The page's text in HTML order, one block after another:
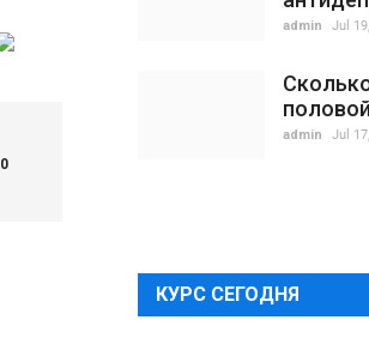
0
admin Jul
admin Jul
КУРС СЕГОДНЯ